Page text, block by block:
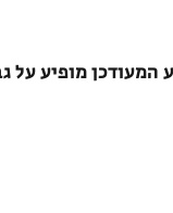
המעודכן מופיע על